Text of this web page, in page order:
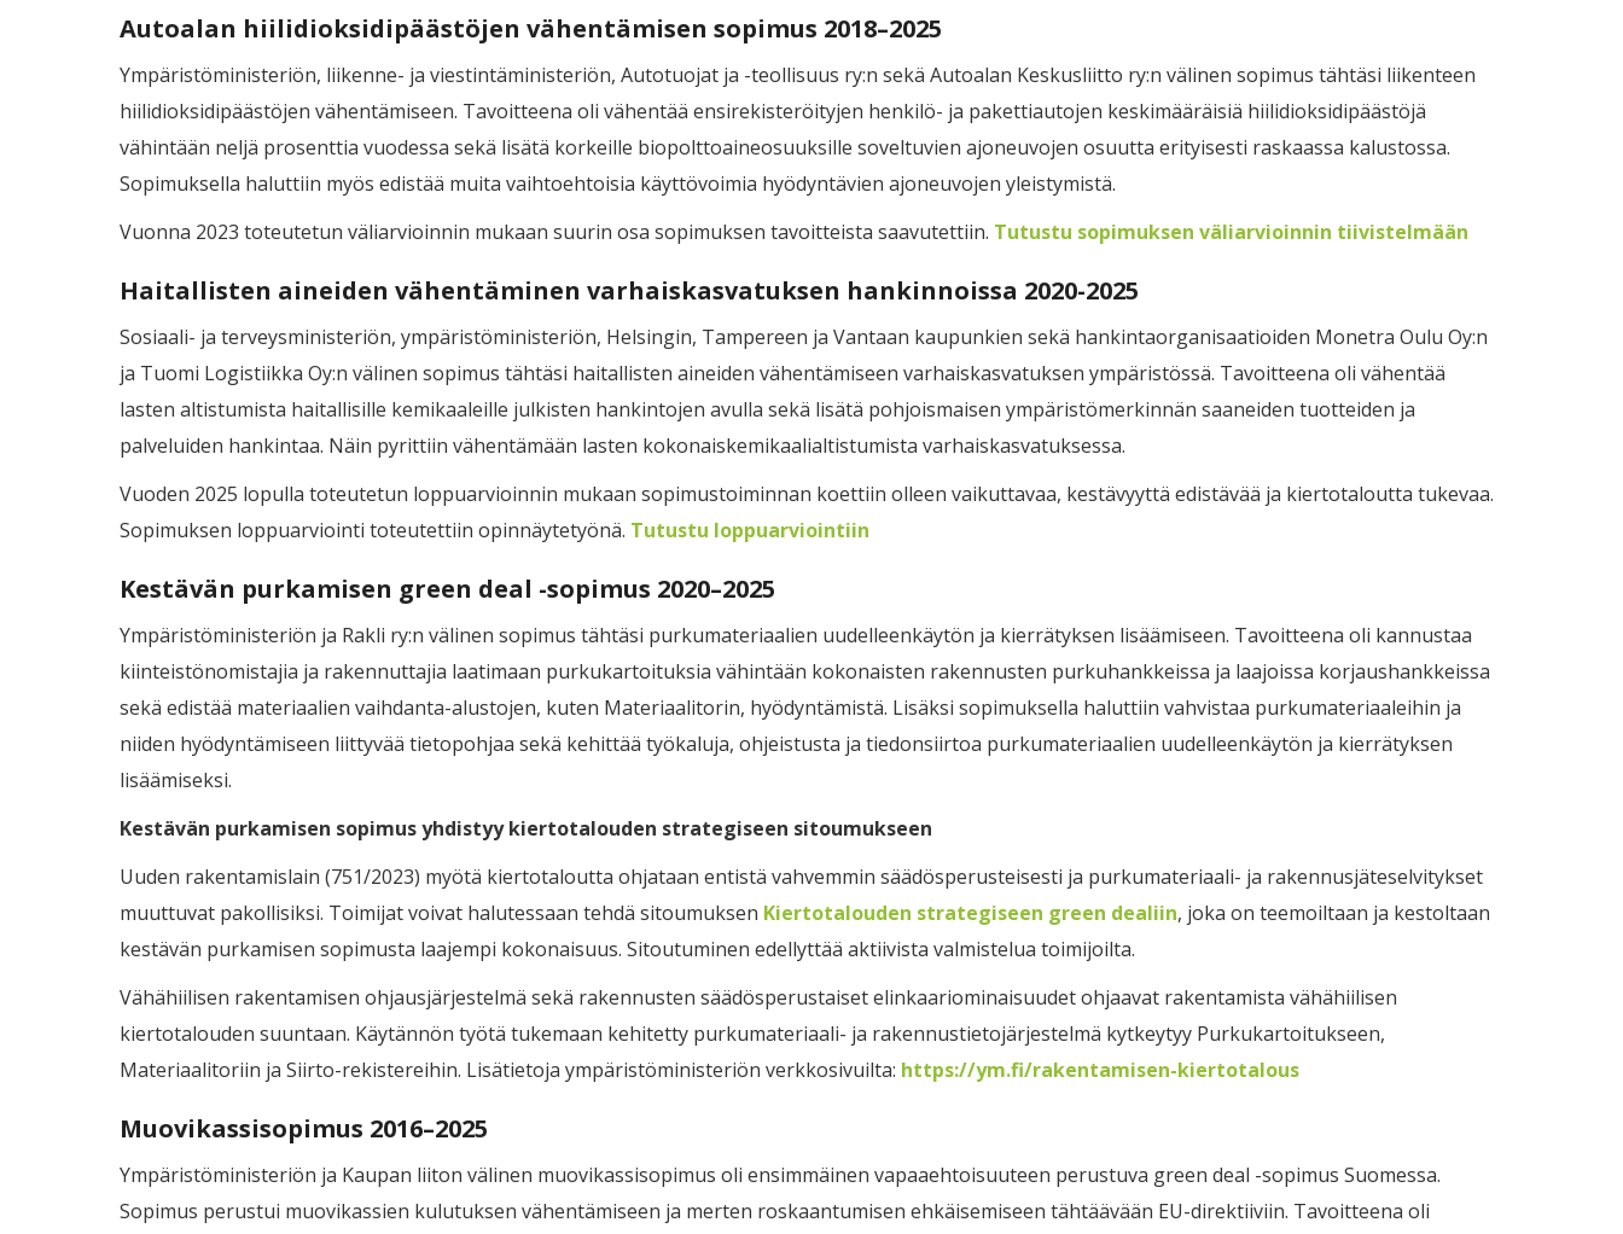
Autoalan hiilidioksidipäästöjen vähentämisen sopimus 2018–2025
Ympäristöministeriön, liikenne- ja viestintäministeriön, Autotuojat ja -teollisuus ry:n sekä Autoalan Keskusliitto ry:n välinen sopimus tähtäsi liikenteen
hiilidioksidipäästöjen vähentämiseen. Tavoitteena oli vähentää ensirekisteröityjen henkilö- ja pakettiautojen keskimääräisiä hiilidioksidipäästöjä
vähintään neljä prosenttia vuodessa sekä lisätä korkeille biopolttoaineosuuksille soveltuvien ajoneuvojen osuutta erityisesti raskaassa kalustossa.
Sopimuksella haluttiin myös edistää muita vaihtoehtoisia käyttövoimia hyödyntävien ajoneuvojen yleistymistä.
Vuonna 2023 toteutetun väliarvioinnin mukaan suurin osa sopimuksen tavoitteista saavutettiin. Tutustu sopimuksen väliarvioinnin tiivistelmään
Haitallisten aineiden vähentäminen varhaiskasvatuksen hankinnoissa 2020-2025
Sosiaali- ja terveysministeriön, ympäristöministeriön, Helsingin, Tampereen ja Vantaan kaupunkien sekä hankintaorganisaatioiden Monetra Oulu Oy:n
ja Tuomi Logistiikka Oy:n välinen sopimus tähtäsi haitallisten aineiden vähentämiseen varhaiskasvatuksen ympäristössä. Tavoitteena oli vähentää
lasten altistumista haitallisille kemikaaleille julkisten hankintojen avulla sekä lisätä pohjoismaisen ympäristömerkinnän saaneiden tuotteiden ja
palveluiden hankintaa. Näin pyrittiin vähentämään lasten kokonaiskemikaalialtistumista varhaiskasvatuksessa.
Vuoden 2025 lopulla toteutetun loppuarvioinnin mukaan sopimustoiminnan koettiin olleen vaikuttavaa, kestävyyttä edistävää ja kiertotaloutta tukevaa.
Sopimuksen loppuarviointi toteutettiin opinnäytetyönä. Tutustu loppuarviointiin
Kestävän purkamisen green deal -sopimus 2020–2025
Ympäristöministeriön ja Rakli ry:n välinen sopimus tähtäsi purkumateriaalien uudelleenkäytön ja kierrätyksen lisäämiseen. Tavoitteena oli kannustaa
kiinteistönomistajia ja rakennuttajia laatimaan purkukartoituksia vähintään kokonaisten rakennusten purkuhankkeissa ja laajoissa korjaushankkeissa
sekä edistää materiaalien vaihdanta-alustojen, kuten Materiaalitorin, hyödyntämistä. Lisäksi sopimuksella haluttiin vahvistaa purkumateriaaleihin ja
niiden hyödyntämiseen liittyvää tietopohjaa sekä kehittää työkaluja, ohjeistusta ja tiedonsiirtoa purkumateriaalien uudelleenkäytön ja kierrätyksen
lisäämiseksi.
Kestävän purkamisen sopimus yhdistyy kiertotalouden strategiseen sitoumukseen
Uuden rakentamislain (751/2023) myötä kiertotaloutta ohjataan entistä vahvemmin säädösperusteisesti ja purkumateriaali- ja rakennusjäteselvitykset
muuttuvat pakollisiksi. Toimijat voivat halutessaan tehdä sitoumuksen Kiertotalouden strategiseen green dealiin, joka on teemoiltaan ja kestoltaan
kestävän purkamisen sopimusta laajempi kokonaisuus. Sitoutuminen edellyttää aktiivista valmistelua toimijoilta.
Vähähiilisen rakentamisen ohjausjärjestelmä sekä rakennusten säädösperustaiset elinkaariominaisuudet ohjaavat rakentamista vähähiilisen
kiertotalouden suuntaan. Käytännön työtä tukemaan kehitetty purkumateriaali- ja rakennustietojärjestelmä kytkeytyy Purkukartoitukseen,
Materiaalitoriin ja Siirto-rekistereihin. Lisätietoja ympäristöministeriön verkkosivuilta: https://ym.fi/rakentamisen-kiertotalous
Muovikassisopimus 2016–2025
Ympäristöministeriön ja Kaupan liiton välinen muovikassisopimus oli ensimmäinen vapaaehtoisuuteen perustuva green deal -sopimus Suomessa.
Sopimus perustui muovikassien kulutuksen vähentämiseen ja merten roskaantumisen ehkäisemiseen tähtäävään EU-direktiiviin. Tavoitteena oli